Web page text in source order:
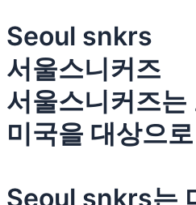
Seoul snkrs
서울스니커즈
서울스니커즈는
미국을 대상으
Seoul snkrs는